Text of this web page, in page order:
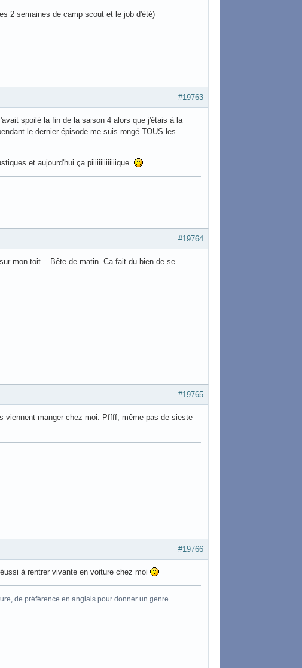
2 semaines de camp scout et le job d'été)
#19763
spoilé la fin de la saison 4 alors que j'étais à la
le dernier épisode me suis rongé TOUS les
et aujourd'hui ça piiiiiiiiiiiiiique.
#19764
mon toit... Bête de matin. Ca fait du bien de se
#19765
viennent manger chez moi. Pffff, même pas de sieste
#19766
à rentrer vivante en voiture chez moi
de préférence en anglais pour donner un genre